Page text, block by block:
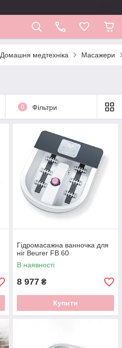
Домашня медтехніка Масажери
0 Фільтри
Гідромасажна ванночка для
ніг Beurer FB 60
В наявності
8 977 ₴
Купити